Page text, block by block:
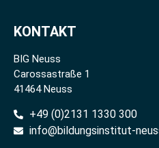
KONTAKT
BIG Neuss
Carossastraße 1
41464 Neuss
+49 (0)2131 1330 300
info@bildungsinstitut-